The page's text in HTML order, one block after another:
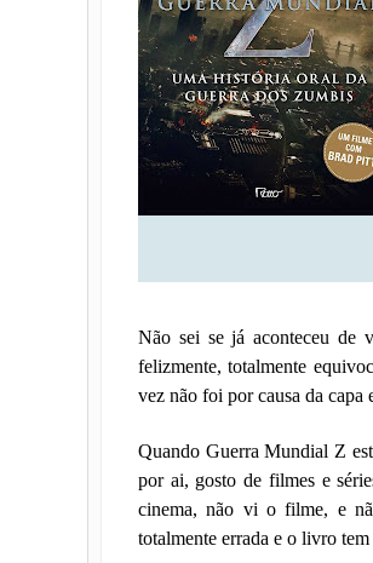
Não sei se já aconteceu de
felizmente, totalmente
vez não foi por causa da capa
Quando Guerra Mundial Z
por ai, gosto de filmes e
cinema, não vi o filme, e
totalmente errada e o livro